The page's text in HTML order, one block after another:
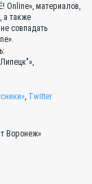
Online», материалов,
а также
совпадать
Twitter
Воронеж»